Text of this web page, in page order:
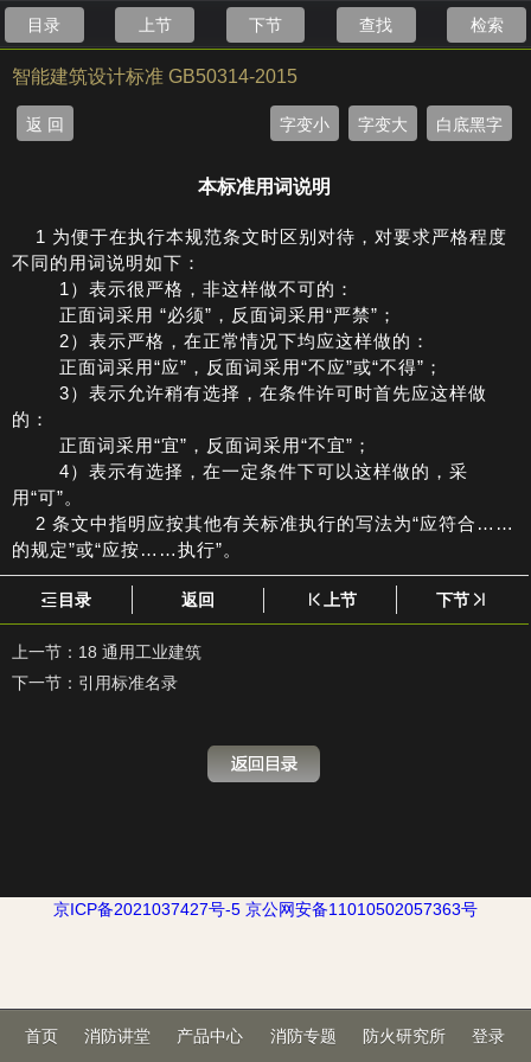
目录 上节 下节 查找 检索
智能建筑设计标准 GB50314-2015
返 回 字变小 字变大 白底黑字
本标准用词说明
1 为便于在执行本规范条文时区别对待，对要求严格程度
不同的用词说明如下：
1）表示很严格，非这样做不可的：
正面词采用 “必须”，反面词采用“严禁”；
2）表示严格，在正常情况下均应这样做的：
正面词采用“应”，反面词采用“不应”或“不得”；
3）表示允许稍有选择，在条件许可时首先应这样做
的：
正面词采用“宜”，反面词采用“不宜”；
4）表示有选择，在一定条件下可以这样做的，采
用“可”。
2 条文中指明应按其他有关标准执行的写法为“应符合……
的规定”或“应按……执行”。
目录 返回 上节 下节
上一节： 18 通用工业建筑
下一节： 引用标准名录
首页 消防讲堂 产品中心 消防专题 防火研究所 登录
京ICP备2021037427号-5 京公网安备11010502057363号